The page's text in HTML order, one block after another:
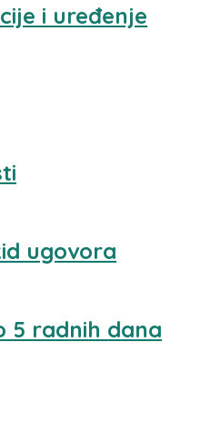
i uređenje
ugovora
5 radnih dana